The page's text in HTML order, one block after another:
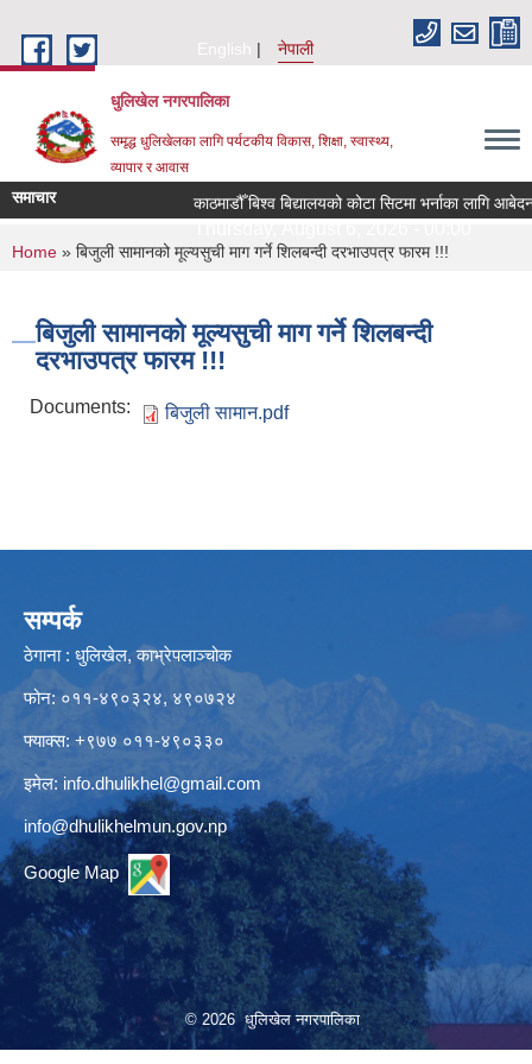
English
नेपाली
धुलिखेल नगरपालिका
समृद्ध धुलिखेलका लागि पर्यटकीय विकास, शिक्षा, स्वास्थ्य,
व्यापार र आवास
समाचार काठमाडौँ बिश्व बिद्यालयको कोटा सिटमा भर्नाका लागि
You are here
Home » बिजुली सामानको मूल्यसुची माग गर्ने शिलबन्दी दरभाउपत्र फारम !!!
बिजुली सामानको मूल्यसुची माग गर्ने शिलबन्दी
दरभाउपत्र फारम !!!
Documents: बिजुली सामान.pdf
सम्पर्क
ठेगाना : धुलिखेल, काभ्रेपलाञ्चोक
फोन: ०११-४९०३२४, ४९०७२४
फ्याक्स: +९७७ ०११-४९०३३०
इमेल: info.dhulikhel@gmail.com
info@dhulikhelmun.gov.np
Google Map
© 2026 धुलिखेल नगरपालिका